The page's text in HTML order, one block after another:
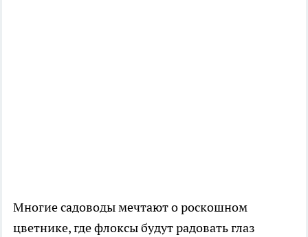
Многие садоводы мечтают о роскошном
цветнике, где флоксы будут радовать глаз